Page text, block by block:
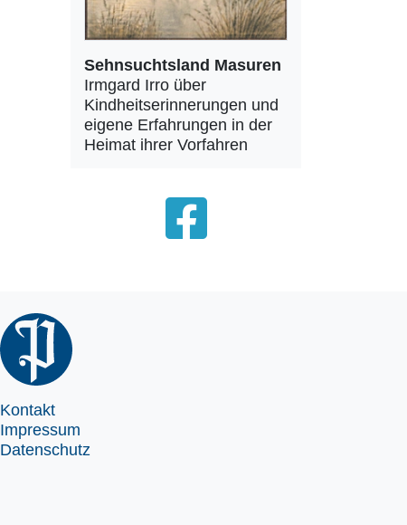
Sehnsuchtsland Masuren
Irmgard Irro über
Kindheitserinnerungen und
eigene Erfahrungen in der
Heimat ihrer Vorfahren
Kontakt
Impressum
Datenschutz